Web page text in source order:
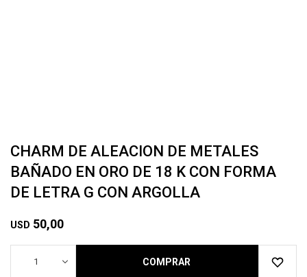
CHARM DE ALEACION DE METALES
BAÑADO EN ORO DE 18 K CON FORMA
DE LETRA G CON ARGOLLA
USD 50,00
1 COMPRAR